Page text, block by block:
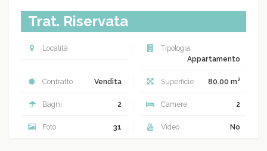
Trat. Riservata
Località
Tipologia
Appartamento
Contratto Vendita Superficie 80.00 m2
Bagni 2 Camere 2
Foto 31 Video No